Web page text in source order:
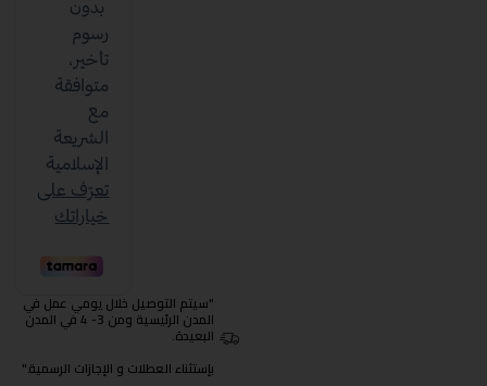
"سيتم التوصيل خلال يومي عمل في
المدن الرئيسية ومن 3- 4 في المدن
البعيدة.
بإستثناء العطلات و الإجازات الرسمية."